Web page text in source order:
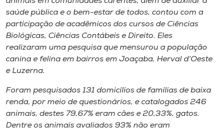
saúde pública e o bem-estar de todos, contou com a
participação de acadêmicos dos cursos de Ciências
Biológicas, Ciências Contábeis e Direito. Eles
realizaram uma pesquisa que mensurou a população
canina e felina em bairros em Joaçaba, Herval d’Oeste
e Luzerna.
Foram pesquisados 131 domicílios de famílias de baixa
renda, por meio de questionários, e catalogados 246
animais, destes 79,67% eram cães e 20,33%, gatos.
Dentre os animais avaliados 93% não eram